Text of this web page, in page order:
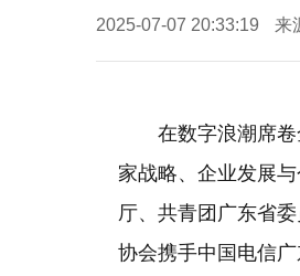
2025-07-07 20:33:19 来
在数字浪潮席
家战略、企业发展
厅、共青团广东省
协会携手中国电信